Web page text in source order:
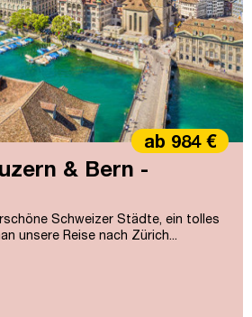
& Bern -
Schweizer Städte, ein tolles
unsere Reise nach Zürich...
ab 984 €